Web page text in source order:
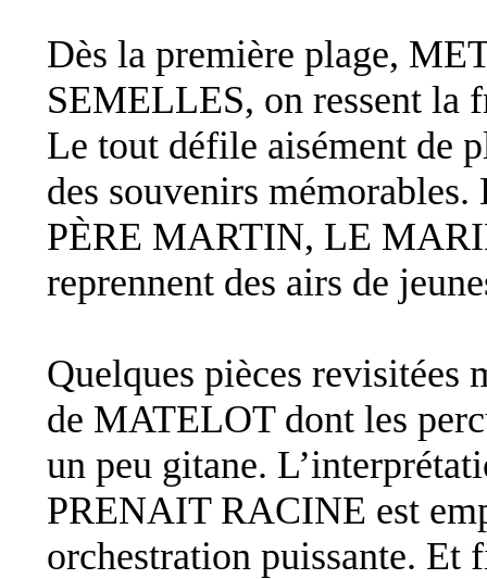
Dès la première plage,
SEMELLES, on ressent la
Le tout défile aisément de
des souvenirs
PÈRE MARTIN, LE
reprennent des airs de
Quelques pièces revisitées
de MATELOT dont les
un peu gitane.
PRENAIT RACINE est
orchestration puissante.